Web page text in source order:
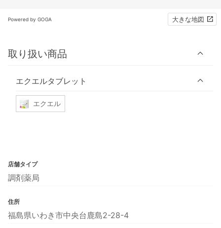
Powered by GOGA 大きな地図
取り扱い商品
エクエルタブレット
エクエル
店舗タイプ
調剤薬局
住所
福島県いわき市中央台鹿島2-28-4